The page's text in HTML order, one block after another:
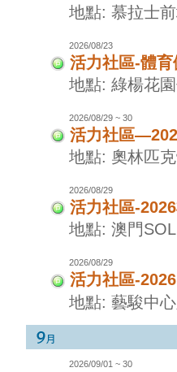
地點: 慕拉士
2026/08/23
活力社區-體
地點: 綠楊花
2026/08/29 ~ 30
活力社區
地點: 奧林匹
2026/08/29
活力社區-
地點: 澳門
2026/08/29
活力社區-
地點: 藝駿中
2026/09/01 ~ 30